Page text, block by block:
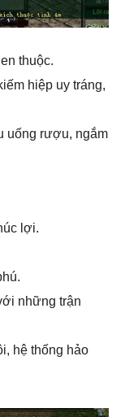
thuộc.
hiệp uy tráng,
uống rượu, ngắm
lợi.
những trận
hệ thống hảo